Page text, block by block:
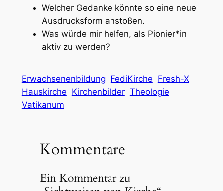
Welcher Gedanke könnte so eine neue
Ausdrucksform anstoßen.
Was würde mir helfen, als Pionier*in
aktiv zu werden?
Erwachsenenbildung FediKirche Fresh-X
Hauskirche Kirchenbilder Theologie
Vatikanum
Kommentare
Ein Kommentar zu